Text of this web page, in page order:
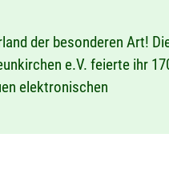
der besonderen Art!
e.V. feierte ihr
elektronischen